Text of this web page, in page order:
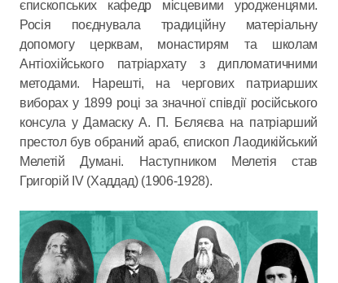
єпископських кафедр місцевими уродженцями.
Росія поєднувала традиційну матеріальну
допомогу церквам, монастирям та школам
Антіохійського патріархату з дипломатичними
методами. Нарешті, на чергових патриарших
виборах у 1899 році за значної співдії російського
консула у Дамаску А. П. Бєляєва на патріарший
престол був обраний араб, єпископ Лаодикійський
Мелетій Думані. Наступником Мелетія став
Григорій IV (Хаддад) (1906-1928).